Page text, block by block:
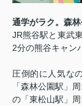
通学がラク。森
JR熊谷駅と東武
2分の熊谷キャン
圧倒的に人気な
「森林公園駅」
の「東松山駅」